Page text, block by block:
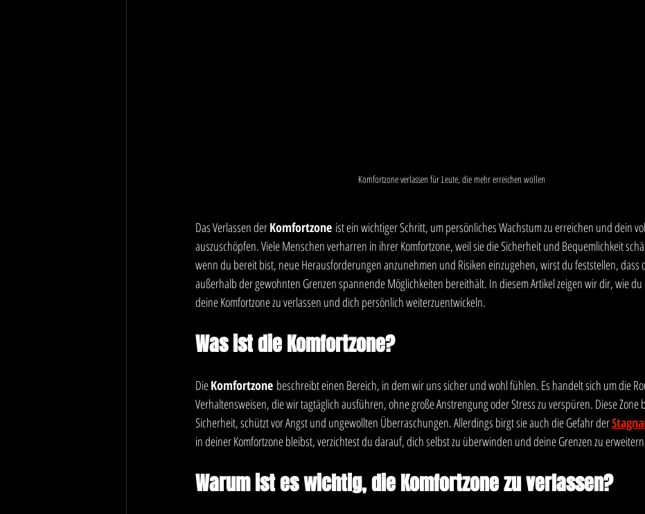
Komfortzone verlassen für Leute, die mehr erreichen wollen
Das Verlassen der Komfortzone ist ein wichtiger Schritt, um persönliches Wachstum zu erreichen und dein
auszuschöpfen. Viele Menschen verharren in ihrer Komfortzone, weil sie die Sicherheit und Bequemlichkeit
wenn du bereit bist, neue Herausforderungen anzunehmen und Risiken einzugehen, wirst du feststellen, dass
außerhalb der gewohnten Grenzen spannende Möglichkeiten bereithält. In diesem Artikel zeigen wir dir, wie du
deine Komfortzone zu verlassen und dich persönlich weiterzuentwickeln.
Was ist die Komfortzone?
Die Komfortzone beschreibt einen Bereich, in dem wir uns sicher und wohl fühlen. Es handelt sich um die
Verhaltensweisen, die wir tagtäglich ausführen, ohne große Anstrengung oder Stress zu verspüren. Diese Zone
Sicherheit, schützt vor Angst und ungewollten Überraschungen. Allerdings birgt sie auch die Gefahr der
in deiner Komfortzone bleibst, verzichtest du darauf, dich selbst zu überwinden und deine Grenzen zu
Warum ist es wichtig, die Komfortzone zu verlassen?